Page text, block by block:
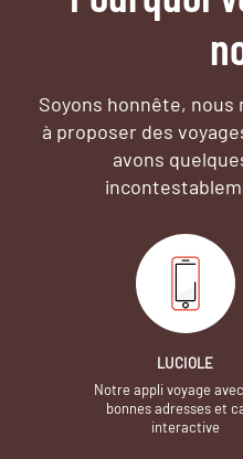
Soyons honnête, nous
à proposer des
avons
LUCIOLE
Notre appli voyage
bonnes adresses et
interactive